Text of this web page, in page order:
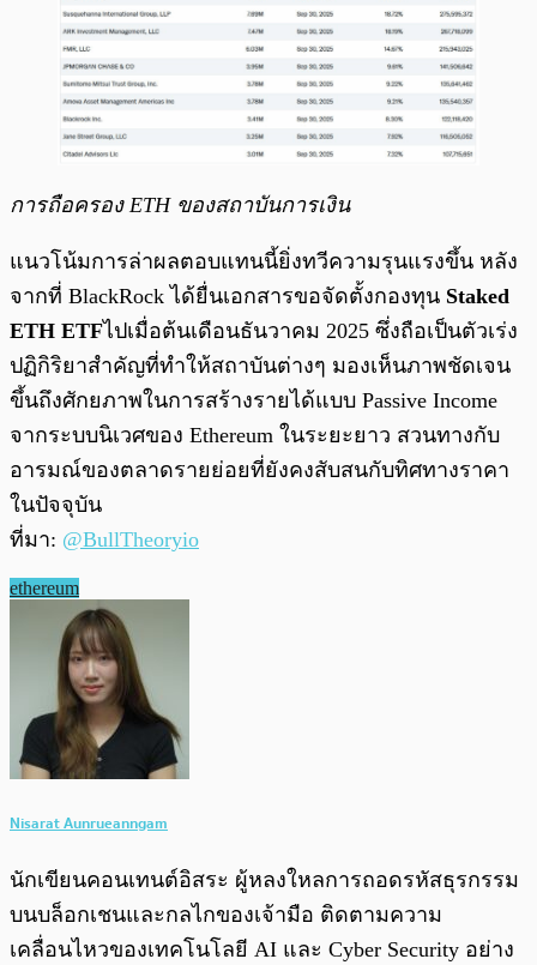
การถือครอง ETH ของสถาบันการเงิน
แนวโน้มการล่าผลตอบแทนนี้ยิ่งทวีความรุนแรงขึ้น หลัง
จากที่ BlackRock ได้ยื่นเอกสารขอจัดตั้งกองทุน Staked
ETH ETFไปเมื่อต้นเดือนธันวาคม 2025 ซึ่งถือเป็นตัวเร่ง
ปฏิกิริยาสำคัญที่ทำให้สถาบันต่างๆ มองเห็นภาพชัดเจน
ขึ้นถึงศักยภาพในการสร้างรายได้แบบ Passive Income
จากระบบนิเวศของ Ethereum ในระยะยาว สวนทางกับ
อารมณ์ของตลาดรายย่อยที่ยังคงสับสนกับทิศทางราคา
ในปัจจุบัน
ที่มา: @BullTheoryio
ethereum
Nisarat Aunrueanngam
นักเขียนคอนเทนต์อิสระ ผู้หลงใหลการถอดรหัสธุรกรรม
บนบล็อกเชนและกลไกของเจ้ามือ ติดตามความ
เคลื่อนไหวของเทคโนโลยี AI และ Cyber Security อย่าง